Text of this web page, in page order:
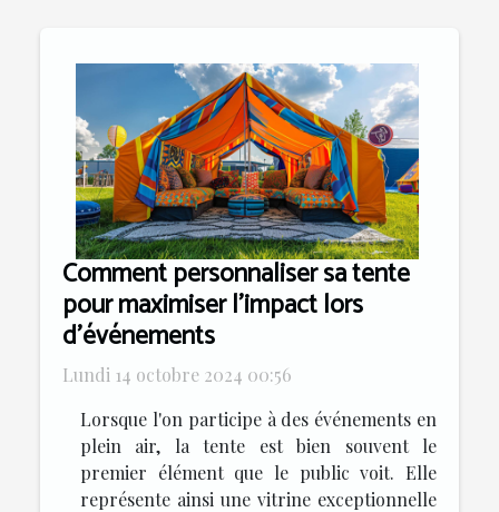
Comment personnaliser sa tente
pour maximiser l'impact lors
d'événements
Lundi 14 octobre 2024 00:56
Lorsque l'on participe à des événements en
plein air, la tente est bien souvent le
premier élément que le public voit. Elle
représente ainsi une vitrine exceptionnelle